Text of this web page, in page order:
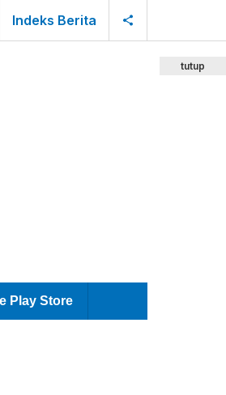
Indeks Berita
Play Store
tutup